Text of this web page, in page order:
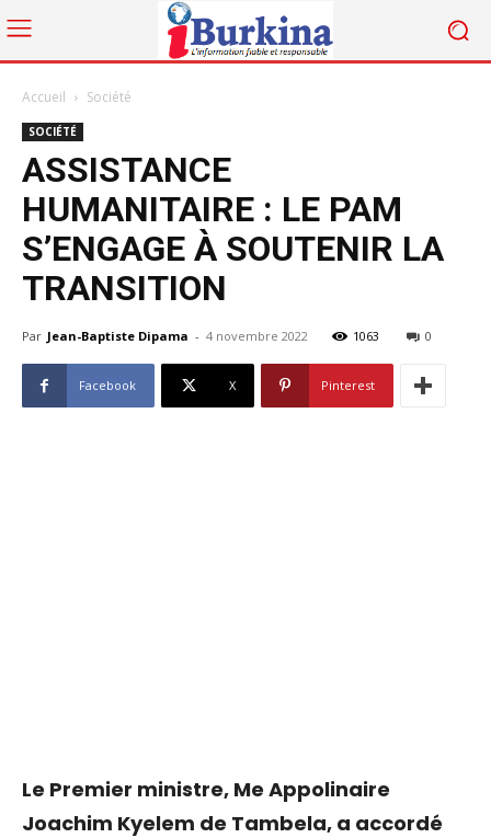
Accueil Société
SOCIÉTÉ
ASSISTANCE
HUMANITAIRE : LE PAM
S’ENGAGE À SOUTENIR LA
TRANSITION
Par Jean-Baptiste Dipama - 4 novembre 2022 1063 0
Facebook X Pinterest
Le Premier ministre, Me Appolinaire
Joachim Kyelem de Tambela, a accordé